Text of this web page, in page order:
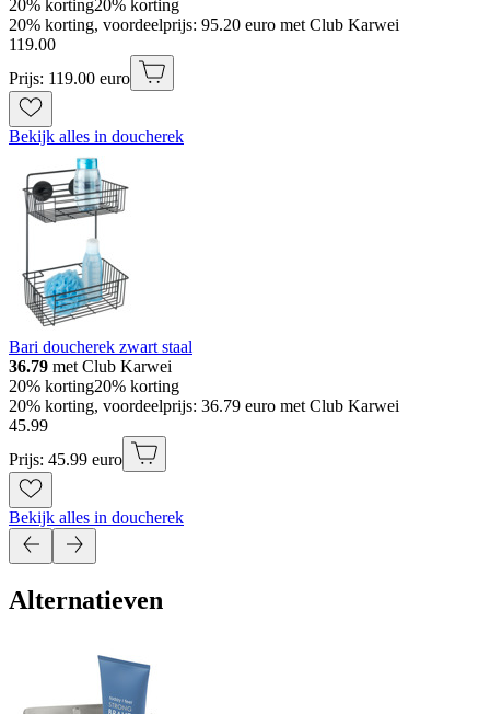
20% korting20% korting
20% korting, voordeelprijs: 95.20 euro met Club Karwei
119.00
Prijs: 119.00 euro
Bekijk alles in doucherek
Bari doucherek zwart staal
36.79 met Club Karwei
20% korting20% korting
20% korting, voordeelprijs: 36.79 euro met Club Karwei
45.99
Prijs: 45.99 euro
Bekijk alles in doucherek
Alternatieven